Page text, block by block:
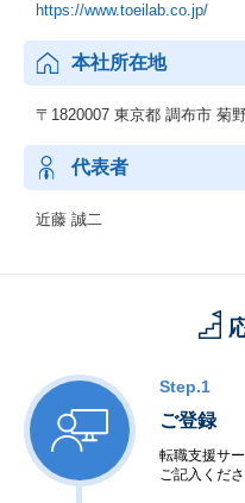
https://www.toeilab.co.jp/
本社所在地
〒1820007 東京都 調布市 菊
代表者
近藤 誠二
Step.1
ご登録
転職支援サ
ご記入くださ